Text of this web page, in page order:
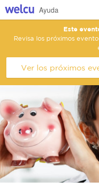
Ayuda
Este
Revisa los próximos
Ver los próximos